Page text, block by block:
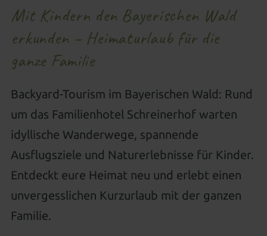
Regional, gesund & zukunftsweisend CO² neutral
Familienwelt
Wissenswertes
All-inclusive Premium Gut zu Wissen
Gutscheine schenken
Familienwelt
Wohnen als Familie
Familienurlaub in Süddeutschland
Familienangebote
Aussenpool Natursee
Spa-Anwendungen
Peelings, Packungen & Bäder
Wellnesspakete Schöne Hände & Füße
Wellness für Tagesgäste
Wellnessangebote
Mit Kindern den Bayerischen Wald
erkunden – Heimaturlaub für die
ganze Familie
Backyard-Tourism im Bayerischen Wald: Rund
um das Familienhotel Schreinerhof warten
idyllische Wanderwege, spannende
Ausflugsziele und Naturerlebnisse für Kinder.
Entdeckt eure Heimat neu und erlebt einen
unvergesslichen Kurzurlaub mit der ganzen
Familie.